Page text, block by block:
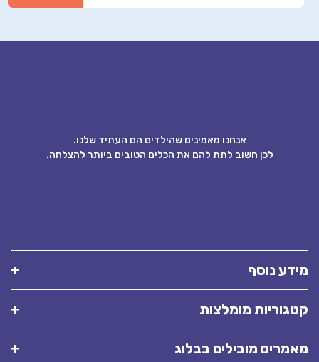
אנחנו מאמינים שהילדים הם העתיד שלנו.
לכן חשוב לתת להם את הכלים הטובים ביותר להצלחה.
מידע נוסף
קטגוריות מומלצות
מאמרים מובילים בבלוג